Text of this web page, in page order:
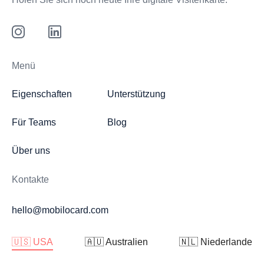
Menü
Eigenschaften
Für Teams
Über uns
Unterstützung
Blog
Kontakte
hello@mobilocard.com
🇺🇸 USA 🇦🇺 Australien 🇳🇱 Niederlande